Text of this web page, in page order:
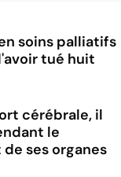
soins palliatifs
tué huit
cérébrale, il
le
ses organes